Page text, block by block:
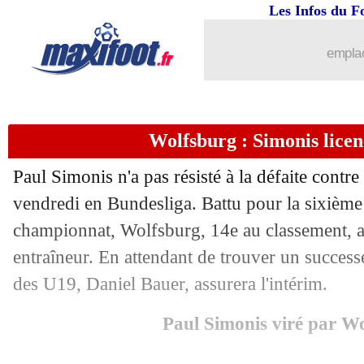
Les Infos du
Wolfsburg : Simonis
Paul Simonis n'a pas résisté à la défaite
vendredi en Bundesliga. Battu pour la
championnat, Wolfsburg, 14e au classement,
entraîneur. En attendant de trouver un
des U19, Daniel Bauer, assurera l'intérim.
Paul Simonis viré par
Algérie : Belaïli forfait pour la CAN
10/11 Ukraine: Dovbyk absent contre la
10/11 EdF: première sélection pour
10/11 Real: Courtois rejoint aussi
10/11 Atletico : le club passe sous pavillon
10/11 Real: lésion à une cuisse pour
: moins d'ambitions dans le jeu ?